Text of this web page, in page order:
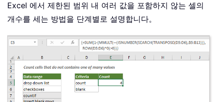
Excel 에서 제한된 범위 내 여러 값을 포함하지 않는 셀의
개수를 세는 방법을 단계별로 설명합니다。